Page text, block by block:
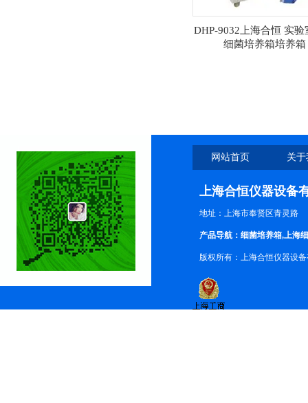
DHP-9032上海合恒 实验
细菌培养箱培养箱
网站首页 关
上海合恒仪器设备
地址：上海市奉贤区青灵路
产品导航：细菌培养箱,上海
版权所有：上海合恒仪器设